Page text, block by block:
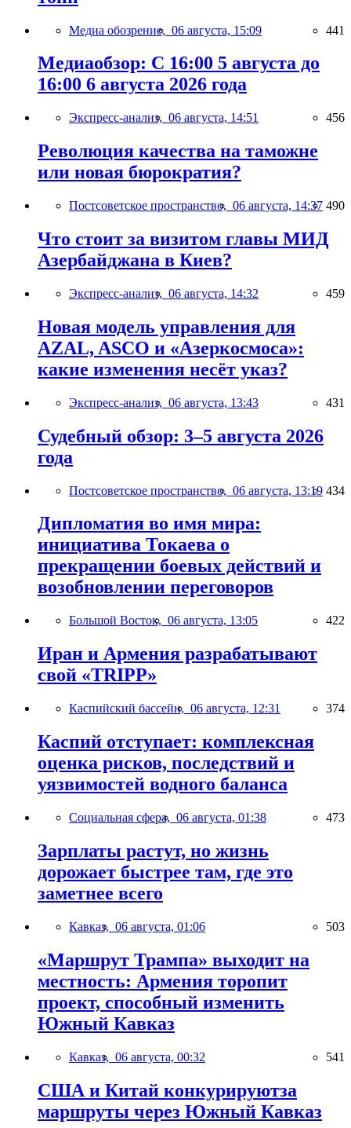
Медиа обозрение, 06 августа, 15:09 441
Медиаобзор: С 16:00 5 августа до
16:00 6 августа 2026 года
Экспресс-анализ, 06 августа, 14:51 456
Революция качества на таможне
или новая бюрократия?
Постсоветское пространство, 06 августа, 14:37 490
Что стоит за визитом главы МИД
Азербайджана в Киев?
Экспресс-анализ, 06 августа, 14:32 459
Новая модель управления для
AZAL, ASCO и «Азеркосмоса»:
какие изменения несёт указ?
Экспресс-анализ, 06 августа, 13:43 431
Судебный обзор: 3–5 августа 2026
года
Постсоветское пространство, 06 августа, 13:19 434
Дипломатия во имя мира:
инициатива Токаева о
прекращении боевых действий и
возобновлении переговоров
Большой Восток, 06 августа, 13:05 422
Иран и Армения разрабатывают
свой «TRIPP»
Каспийский бассейн, 06 августа, 12:31 374
Каспий отступает: комплексная
оценка рисков, последствий и
уязвимостей водного баланса
Социальная сфера, 06 августа, 01:38 473
Зарплаты растут, но жизнь
дорожает быстрее там, где это
заметнее всего
Кавказ, 06 августа, 01:06 503
«Маршрут Трампа» выходит на
местность: Армения торопит
проект, способный изменить
Южный Кавказ
Кавказ, 06 августа, 00:32 541
США и Китай конкурируютза
маршруты через Южный Кавказ